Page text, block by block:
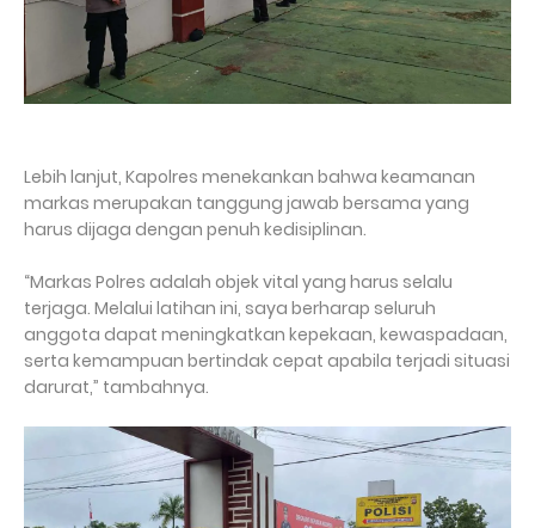
Lebih lanjut, Kapolres menekankan bahwa keamanan
markas merupakan tanggung jawab bersama yang
harus dijaga dengan penuh kedisiplinan.
“Markas Polres adalah objek vital yang harus selalu
terjaga. Melalui latihan ini, saya berharap seluruh
anggota dapat meningkatkan kepekaan, kewaspadaan,
serta kemampuan bertindak cepat apabila terjadi situasi
darurat,” tambahnya.